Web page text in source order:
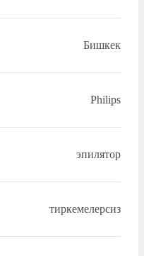
Бишкек
Philips
эпилятор
тиркемелерсиз